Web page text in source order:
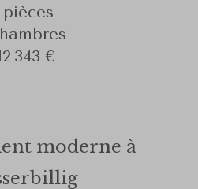
pièces
343 €
moderne à